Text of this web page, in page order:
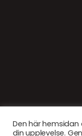
Den här
din upplevelse.